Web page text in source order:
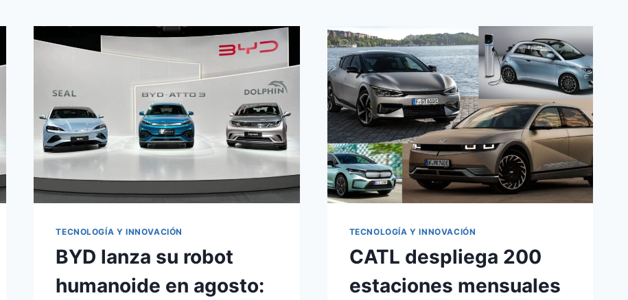
TECNOLOGÍA Y INNOVACIÓN
BYD lanza su robot
humanoide en agosto:
TECNOLOGÍA Y INNOVACIÓN
CATL despliega 200
estaciones mensuales